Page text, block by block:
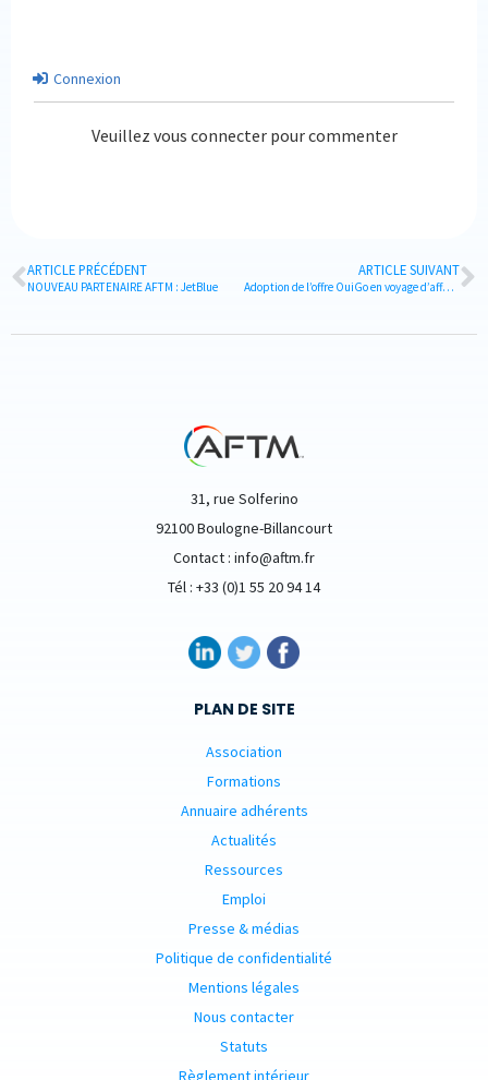
Connexion
Veuillez vous connecter pour commenter
ARTICLE PRÉCÉDENT
NOUVEAU PARTENAIRE AFTM : JetBlue
ARTICLE SUIVANT
Adoption de l’offre OuiGo en voyage d’affaires : ce que disent les membres de l’AFTM
31, rue Solferino
92100 Boulogne-Billancourt
Contact : info@aftm.fr
Tél : +33 (0)1 55 20 94 14
PLAN DE SITE
Association
Formations
Annuaire adhérents
Actualités
Ressources
Emploi
Presse & médias
Politique de confidentialité
Mentions légales
Nous contacter
Statuts
Règlement intérieur